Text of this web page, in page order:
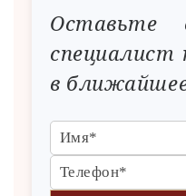
Оставьте
специалист
в